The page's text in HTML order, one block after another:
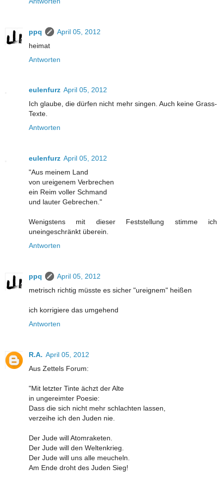
ppq
April 05, 2012
heimat
Antworten
eulenfurz April 05, 2012
Ich glaube, die dürfen nicht mehr singen. Auch keine Grass-
Texte.
Antworten
eulenfurz April 05, 2012
"Aus meinem Land
von ureigenem Verbrechen
ein Reim voller Schmand
und lauter Gebrechen."
Wenigstens mit dieser Feststellung stimme ich
uneingeschränkt überein.
Antworten
ppq
April 05, 2012
metrisch richtig müsste es sicher "ureignem" heißen
ich korrigiere das umgehend
Antworten
R.A. April 05, 2012
Aus Zettels Forum:
"Mit letzter Tinte ächzt der Alte
in ungereimter Poesie:
Dass die sich nicht mehr schlachten lassen,
verzeihe ich den Juden nie.
Der Jude will Atomraketen.
Der Jude will den Weltenkrieg.
Der Jude will uns alle meucheln.
Am Ende droht des Juden Sieg!